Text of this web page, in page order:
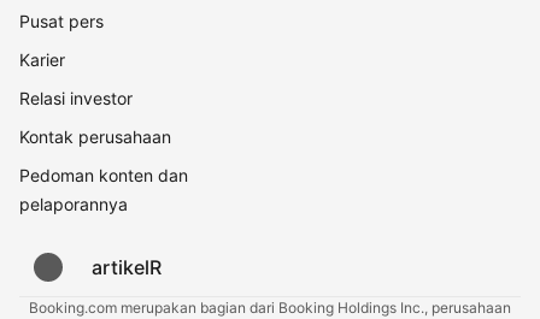
Pusat pers
Karier
Relasi investor
Kontak perusahaan
Pedoman konten dan
pelaporannya
artikelR
Booking.com merupakan bagian dari Booking Holdings Inc., perusahaan